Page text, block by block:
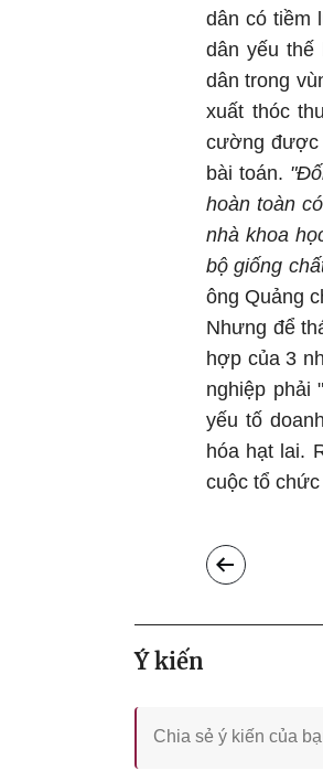
dân có tiềm
dân yếu thế
dân trong
xuất thóc
cường được
bài toán.
hoàn toàn
nhà khoa
bộ giống
ông Quảng
Nhưng để
hợp của 3
nghiệp phải
yếu tố
hóa hạt lai.
cuộc tổ
Ý kiến